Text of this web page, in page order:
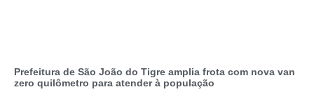
Prefeitura de São João do Tigre amplia frota com nova van
zero quilômetro para atender à população